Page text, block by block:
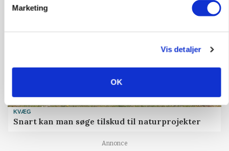
Marketing
Vis detaljer
OK
KVÆG
Snart kan man søge tilskud til naturprojekter
Annonce